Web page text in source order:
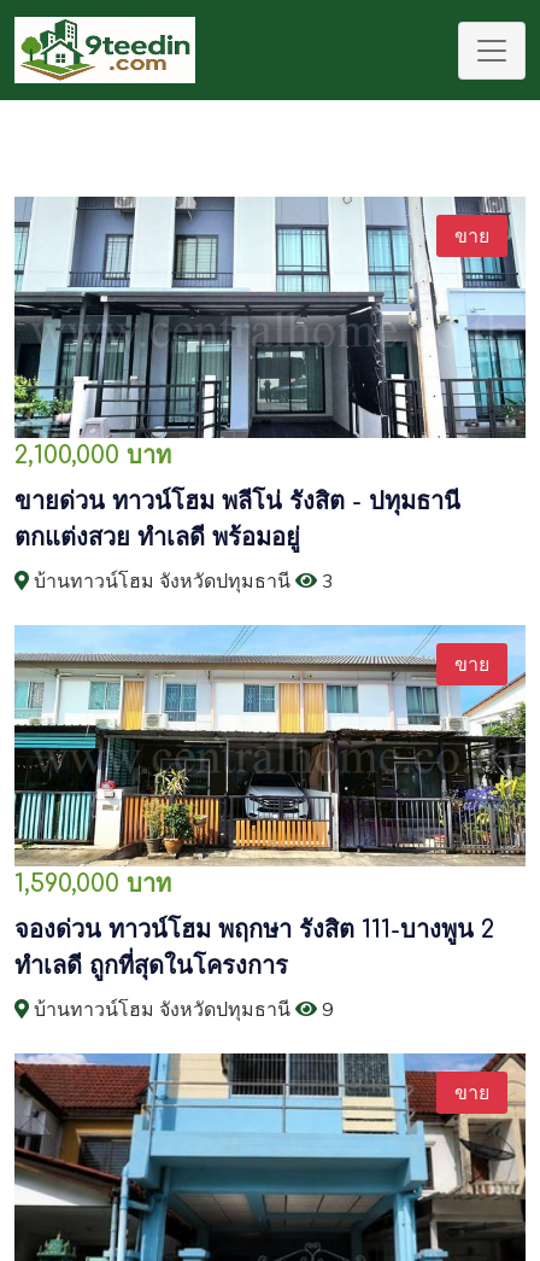
ขาย
2,100,000 บาท
ขายด่วน ทาวน์โฮม พลีโน่ รังสิต - ปทุมธานี
ตกแต่งสวย ทำเลดี พร้อมอยู่
บ้านทาวน์โฮม จังหวัดปทุมธานี 3
ขาย
1,590,000 บาท
จองด่วน ทาวน์โฮม พฤกษา รังสิต 111-บางพูน 2
ทำเลดี ถูกที่สุดในโครงการ
บ้านทาวน์โฮม จังหวัดปทุมธานี 9
ขาย